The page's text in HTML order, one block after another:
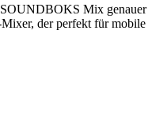
SOUNDBOKS Mix genauer
der perfekt für mobile